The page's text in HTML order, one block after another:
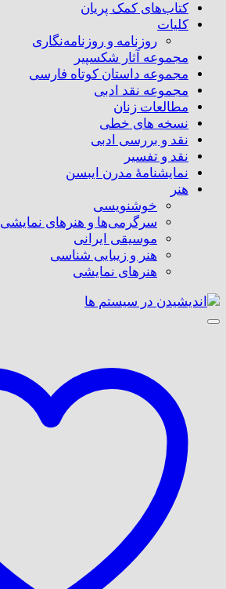
کتاب‌های کمک پریان
کلیات
روزنامه و روزنامه‌نگاری
مجموعه آثار شکسپیر
مجموعه داستان کوتاه فارسی
مجموعه نقد ادبی
مطالعات زنان
نسخه های خطی
نقد و بررسی ادبی
نقد و تفسیر
نمایشنامۀ مدرن ایبسن
هنر
خوشنویسی
سرگرمی‌ها و هنرهای نمایشی
موسیقی ایرانی
هنر و زیبایی شناسی
هنر‌های نمایشی